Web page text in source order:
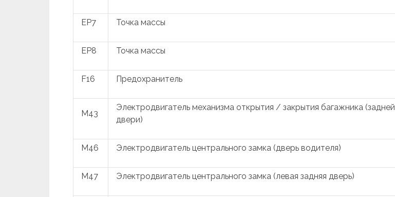
EP7 Точка массы
EP8 Точка массы
F16 Предохранитель
M43
Электродвигатель механизма открытия / закрытия багажника (задней
двери)
M46 Электродвигатель центрального замка (дверь водителя)
M47 Электродвигатель центрального замка (левая задняя дверь)